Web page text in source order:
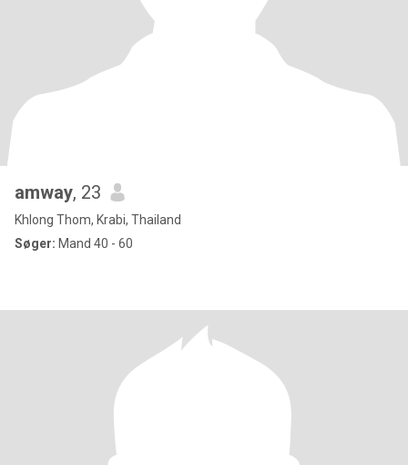
amway, 23
Khlong Thom, Krabi, Thailand
Søger: Mand 40 - 60